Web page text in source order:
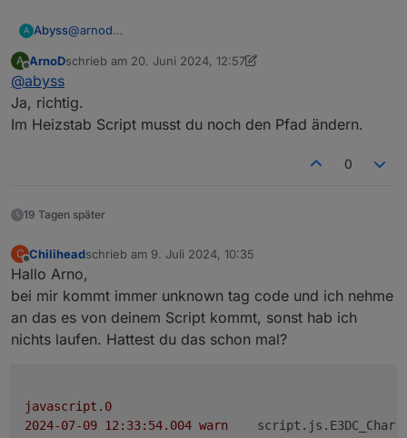
A Abyss@arnod
Dann werd ich das Hausverbrauchsscript mal wieder
Nur zur Vollständigkeit, der vom Hausverbrauchsscript
"0_userdata.0.Heizung.E3DC.Hausverbrauch_ohne_Heiz
stab" ist somit auch überflüssig und kann gelöscht
werden?
A
Offline
ArnoDschrieb am 20. Juni 2024, 12:57
zuletzt editiert von ArnoD
@abyss
Ja, richtig.
Im Heizstab Script musst du noch den Pfad ändern.
0
19 Tagen später
C
Offline
Chiliheadschrieb am 9. Juli 2024, 10:35
zuletzt editiert von
Hallo Arno,
bei mir kommt immer unknown tag code und ich nehme
an das es von deinem Script kommt, sonst hab ich
nichts laufen. Hattest du das schon mal?
javascript.0
warn